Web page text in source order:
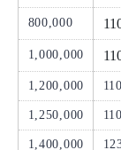
800,000
1,000,000
1,200,000
1,250,000
1,400,000